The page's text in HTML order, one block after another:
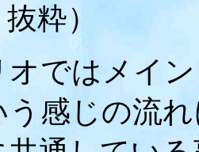
粋）
オではメイ
う感じの流